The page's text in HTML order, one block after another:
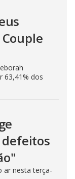
63,41% dos
ar nesta terça-